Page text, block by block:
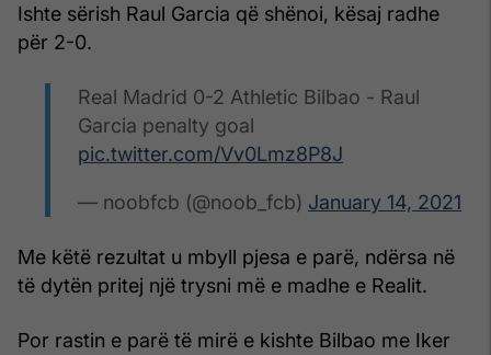
Ishte sërish Raul Garcia që shënoi, kësaj radhe
për 2-0.
Real Madrid 0-2 Athletic Bilbao - Raul
Garcia penalty goal
pic.twitter.com/Vv0Lmz8P8J
— noobfcb (@noob_fcb) January 14, 2021
Me këtë rezultat u mbyll pjesa e parë, ndërsa në
të dytën pritej një trysni më e madhe e Realit.
Por rastin e parë të mirë e kishte Bilbao me Iker